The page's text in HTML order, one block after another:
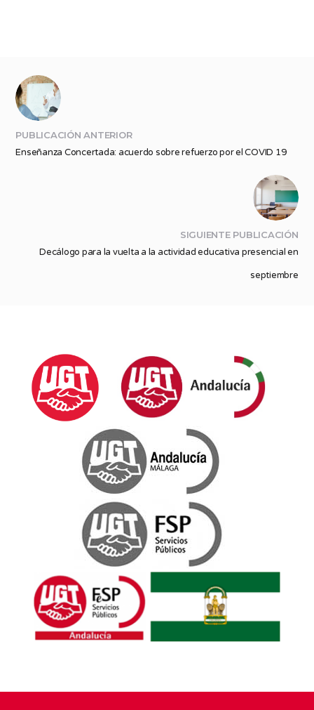
PUBLICACIÓN ANTERIOR
Enseñanza Concertada: acuerdo sobre refuerzo por el COVID 19
SIGUIENTE PUBLICACIÓN
Decálogo para la vuelta a la actividad educativa presencial en
septiembre